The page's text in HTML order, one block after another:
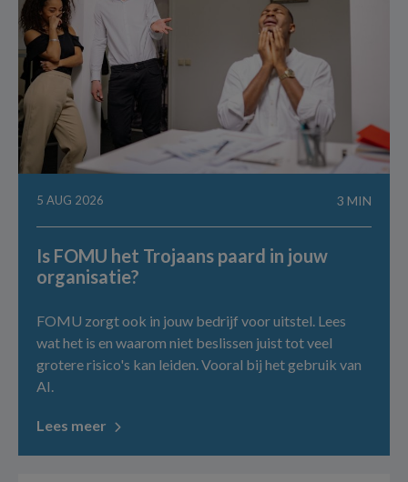
5 AUG 2026 3 MIN
Is FOMU het Trojaans paard in jouw
organisatie?
FOMU zorgt ook in jouw bedrijf voor uitstel. Lees
wat het is en waarom niet beslissen juist tot veel
grotere risico's kan leiden. Vooral bij het gebruik van
AI.
Lees meer